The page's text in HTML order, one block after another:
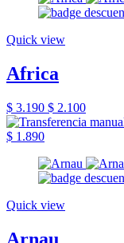
Quick view
Africa
$ 3.190 $ 2.100
$ 1.890
Quick view
Arnau